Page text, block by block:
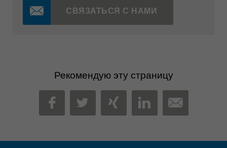
СВЯЗАТЬСЯ С НАМИ
Рекомендую эту страницу
FACEBOOK
TWITTER
XINGLINKEDIN
MAIL